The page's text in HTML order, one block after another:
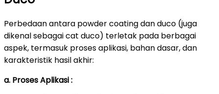
Perbedaan antara powder coating dan duco (juga
dikenal sebagai cat duco) terletak pada berbagai
aspek, termasuk proses aplikasi, bahan dasar, dan
karakteristik hasil akhir:
a. Proses Aplikasi :